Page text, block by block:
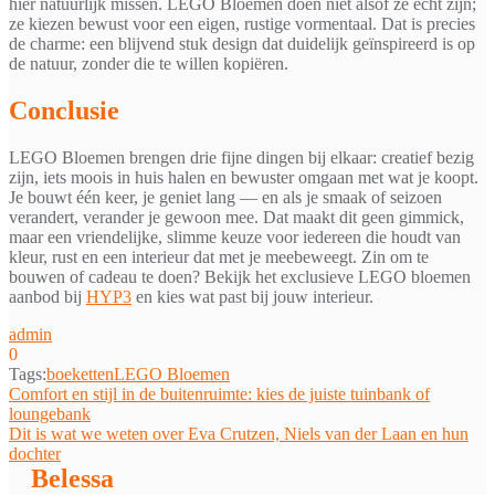
hier natuurlijk missen. LEGO Bloemen doen niet alsof ze echt zijn;
ze kiezen bewust voor een eigen, rustige vormentaal. Dat is precies
de charme: een blijvend stuk design dat duidelijk geïnspireerd is op
de natuur, zonder die te willen kopiëren.
Conclusie
LEGO Bloemen brengen drie fijne dingen bij elkaar: creatief bezig
zijn, iets moois in huis halen en bewuster omgaan met wat je koopt.
Je bouwt één keer, je geniet lang — en als je smaak of seizoen
verandert, verander je gewoon mee. Dat maakt dit geen gimmick,
maar een vriendelijke, slimme keuze voor iedereen die houdt van
kleur, rust en een interieur dat met je meebeweegt. Zin om te
bouwen of cadeau te doen? Bekijk het exclusieve LEGO bloemen
aanbod bij HYP3 en kies wat past bij jouw interieur.
admin
0
Tags:boekettenLEGO Bloemen
Bericht
navigatie
Comfort en stijl in de buitenruimte: kies de juiste tuinbank of
loungebank
Dit is wat we weten over Eva Crutzen, Niels van der Laan en hun
dochter
Belessa